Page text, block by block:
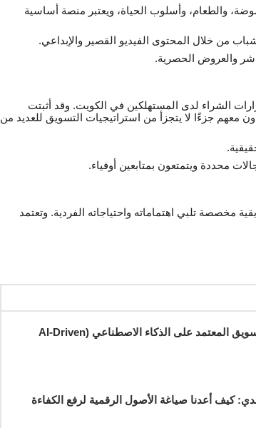
والطعام، وأسلوب الحياة، ويعتبر منصة أساسية
من خلال المحتوى الفيديو القصير والإبداعي.
والعروض الحصرية.
الشراء لدى المستهلكين في الكويت. وقد أثبتت
معهم جزءًا لا يتجزأ من استراتيجيات التسويق للعديد من
محددة ويتمتعون بمتابعين أوفياء.
مخصصة تلبي اهتماماته واحتياجاته الفردية. وتعتمد
دليل المديرين التنفيذيين للتحول نحو التسويق المعتمد على الذكاء الاصطناعي (AI-Driven
كيف أعدنا صياغة الأصول الرقمية لرفع الكفاءة